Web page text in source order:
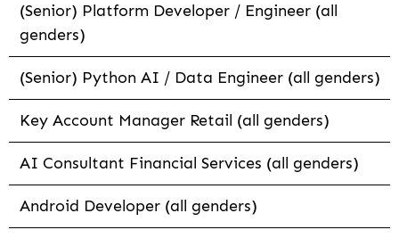
(Senior) Platform Developer / Engineer (all
genders)
(Senior) Python AI / Data Engineer (all genders)
Key Account Manager Retail (all genders)
AI Consultant Financial Services (all genders)
Android Developer (all genders)